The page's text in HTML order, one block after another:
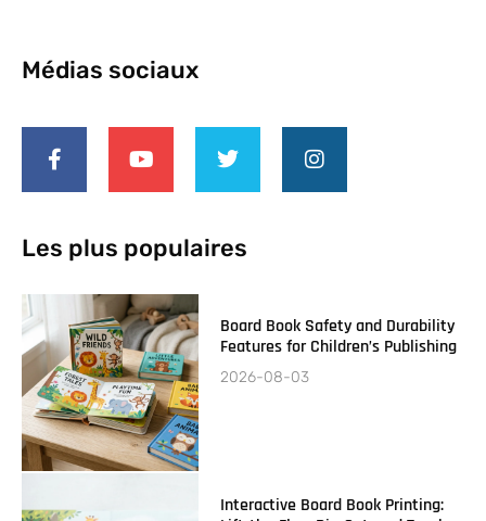
Médias sociaux
Les plus populaires
Board Book Safety and Durability
Features for Children’s Publishing
2026-08-03
Interactive Board Book Printing: